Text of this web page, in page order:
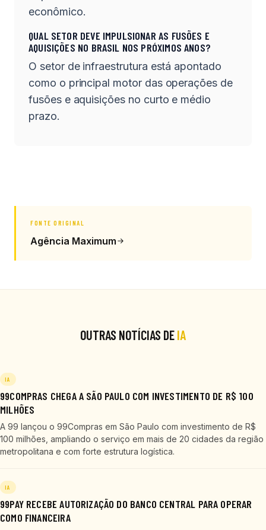
econômico.
QUAL SETOR DEVE IMPULSIONAR AS FUSÕES E
AQUISIÇÕES NO BRASIL NOS PRÓXIMOS ANOS?
O setor de infraestrutura está apontado
como o principal motor das operações de
fusões e aquisições no curto e médio
prazo.
FONTE ORIGINAL
Agência Maximum
OUTRAS NOTÍCIAS DEIA
IA
99COMPRAS CHEGA A SÃO PAULO COM INVESTIMENTO DE R$ 100
MILHÕES
A 99 lançou o 99Compras em São Paulo com investimento de R$
100 milhões, ampliando o serviço em mais de 20 cidades da região
metropolitana e com forte estrutura logística.
IA
99PAY RECEBE AUTORIZAÇÃO DO BANCO CENTRAL PARA OPERAR
COMO FINANCEIRA